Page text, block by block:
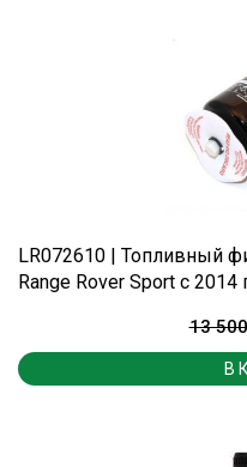
LR072610 | Топливный
Range Rover Sport c 2014
13
В